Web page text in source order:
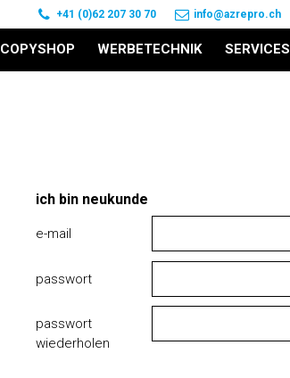
+41 (0)62 207 30 70 info@azrepro.ch
COPYSHOP WERBETECHNIK SERVICES
ich bin neukunde
e-mail
passwort
passwort
wiederholen